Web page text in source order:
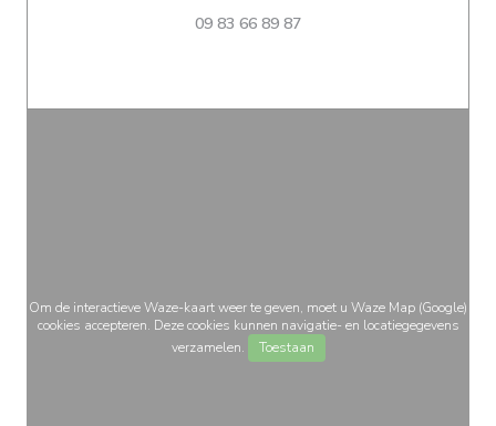
09 83 66 89 87
Om de interactieve Waze-kaart weer te geven, moet u Waze Map (Google)
cookies accepteren. Deze cookies kunnen navigatie- en locatiegegevens
verzamelen.
Toestaan